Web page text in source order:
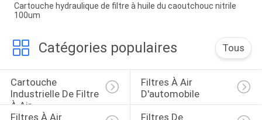
Cartouche hydraulique de filtre à huile du caoutchouc nitrile
100um
Catégories populaires Tous
Cartouche
Industrielle De Filtre
À Air
Filtres À Air
D'automobile
Filtres À Air
Filtres De